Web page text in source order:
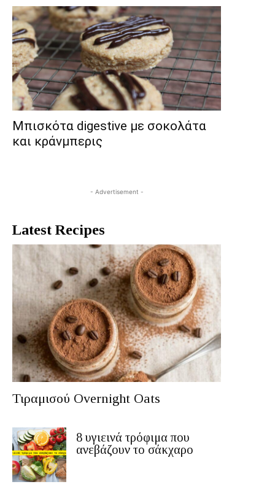
Mπισκότα digestive με σοκολάτα
και κράνμπερις
- Advertisement -
Latest Recipes
Τιραμισού Overnight Oats
8 υγιεινά τρόφιμα που
ανεβάζουν το σάκχαρο